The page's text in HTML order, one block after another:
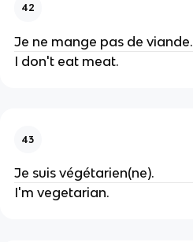
42
Je ne mange pas de viande.
I don't eat meat.
43
Je suis végétarien(ne).
I'm vegetarian.